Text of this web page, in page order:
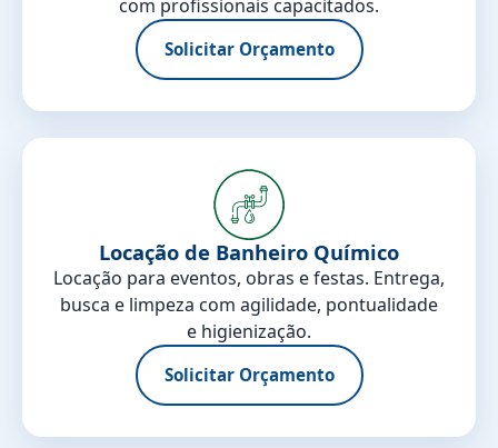
com profissionais capacitados.
Solicitar Orçamento
Locação de Banheiro Químico
Locação para eventos, obras e festas. Entrega,
busca e limpeza com agilidade, pontualidade
e higienização.
Solicitar Orçamento